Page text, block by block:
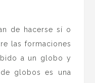
de hacerse sí o
las formaciones
a un globo y
globos es una